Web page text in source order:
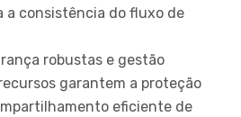
a consistência do fluxo de
robustas e gestão
garantem a proteção
eficiente de